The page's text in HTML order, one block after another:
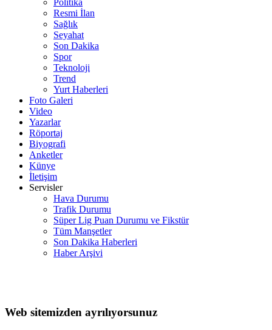
Resmi İlan
Sağlık
Seyahat
Son Dakika
Spor
Teknoloji
Trend
Yurt Haberleri
Foto Galeri
Video
Yazarlar
Röportaj
Biyografi
Anketler
Künye
İletişim
Servisler
Hava Durumu
Trafik Durumu
Süper Lig Puan Durumu ve Fikstür
Tüm Manşetler
Son Dakika Haberleri
Haber Arşivi
Web sitemizden ayrılıyorsunuz